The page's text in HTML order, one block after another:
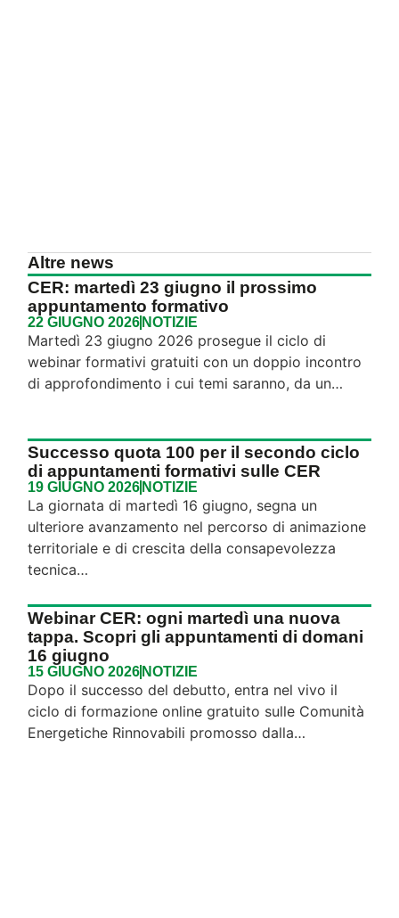
Altre news
CER: martedì 23 giugno il prossimo
appuntamento formativo
22 GIUGNO 2026 NOTIZIE
Martedì 23 giugno 2026 prosegue il ciclo di
webinar formativi gratuiti con un doppio incontro
di approfondimento i cui temi saranno, da un…
Successo quota 100 per il secondo ciclo
di appuntamenti formativi sulle CER
19 GIUGNO 2026 NOTIZIE
La giornata di martedì 16 giugno, segna un
ulteriore avanzamento nel percorso di animazione
territoriale e di crescita della consapevolezza
tecnica…
Webinar CER: ogni martedì una nuova
tappa. Scopri gli appuntamenti di domani
16 giugno
15 GIUGNO 2026 NOTIZIE
Dopo il successo del debutto, entra nel vivo il
ciclo di formazione online gratuito sulle Comunità
Energetiche Rinnovabili promosso dalla…